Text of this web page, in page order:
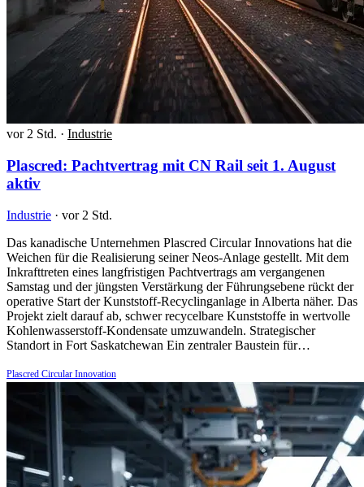
vor 2 Std. · Industrie
Plascred: Pachtvertrag mit CN Rail seit 1. August
aktiv
Industrie · vor 2 Std.
Das kanadische Unternehmen Plascred Circular Innovations hat die
Weichen für die Realisierung seiner Neos-Anlage gestellt. Mit dem
Inkrafttreten eines langfristigen Pachtvertrags am vergangenen
Samstag und der jüngsten Verstärkung der Führungsebene rückt der
operative Start der Kunststoff-Recyclinganlage in Alberta näher. Das
Projekt zielt darauf ab, schwer recycelbare Kunststoffe in wertvolle
Kohlenwasserstoff-Kondensate umzuwandeln. Strategischer
Standort in Fort Saskatchewan Ein zentraler Baustein für…
Plascred Circular Innovation